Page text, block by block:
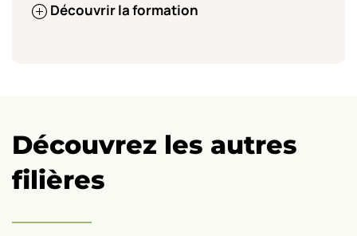
Découvrir la formation
Découvrez les autres
filières